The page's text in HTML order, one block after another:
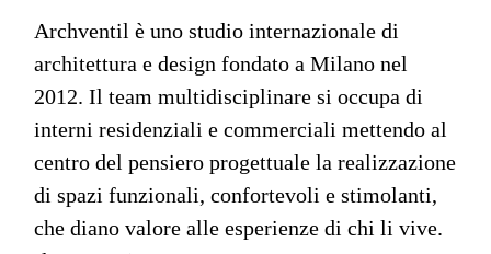
Archventil è uno studio internazionale di
architettura e design fondato a Milano nel
2012. Il team multidisciplinare si occupa di
interni residenziali e commerciali mettendo al
centro del pensiero progettuale la realizzazione
di spazi funzionali, confortevoli e stimolanti,
che diano valore alle esperienze di chi li vive.